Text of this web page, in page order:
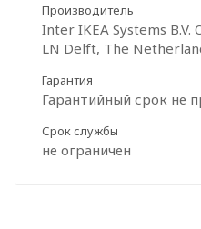
Производитель
Inter IKEA Systems
LN Delft, The
Гарантия
Гарантийный срок не
Срок службы
не ограничен